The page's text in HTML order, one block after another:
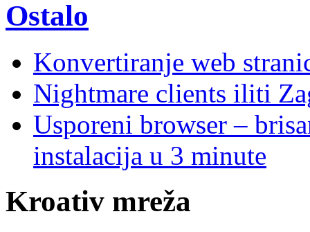
Ostalo
Konvertiranje web
Nightmare clients iliti
Usporeni browser –
instalacija u 3 minute
Kroativ mreža